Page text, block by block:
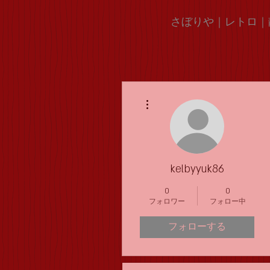
さぼりや｜レトロ
kelbyyuk86
0
フォロワー
0
フォロー中
フォローする